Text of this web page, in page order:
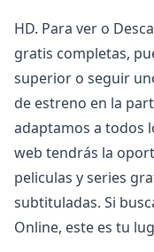
HD. Para ver o
gratis completas,
superior o seguir
de estreno en la
adaptamos a todos
web tendrás la
peliculas y series
subtituladas. Si
Online, este es tu